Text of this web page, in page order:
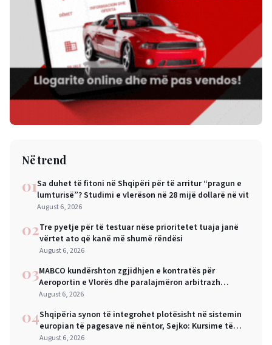
Në trend
01Sa duhet të fitoni në Shqipëri për të arritur “pragun e
lumturisë”? Studimi e vlerëson në 28 mijë dollarë në vit
August 6, 2026
02Tre pyetje për të testuar nëse prioritetet tuaja janë
vërtet ato që kanë më shumë rëndësi
August 6, 2026
03MABCO kundërshton zgjidhjen e kontratës për
Aeroportin e Vlorës dhe paralajmëron arbitrazh
ndërkombëtar
August 6, 2026
04Shqipëria synon të integrohet plotësisht në sistemin
europian të pagesave në nëntor, Sejko: Kursime të
mëdha për qytetarët dhe bizneset
August 6, 2026